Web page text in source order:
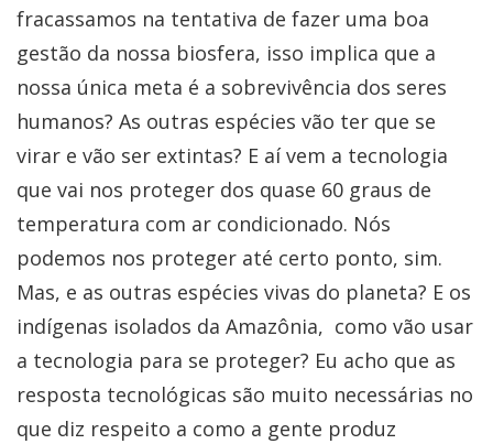
fracassamos na tentativa de fazer uma boa
gestão da nossa biosfera, isso implica que a
nossa única meta é a sobrevivência dos seres
humanos? As outras espécies vão ter que se
virar e vão ser extintas? E aí vem a tecnologia
que vai nos proteger dos quase 60 graus de
temperatura com ar condicionado. Nós
podemos nos proteger até certo ponto, sim.
Mas, e as outras espécies vivas do planeta? E os
indígenas isolados da Amazônia, como vão usar
a tecnologia para se proteger? Eu acho que as
resposta tecnológicas são muito necessárias no
que diz respeito a como a gente produz